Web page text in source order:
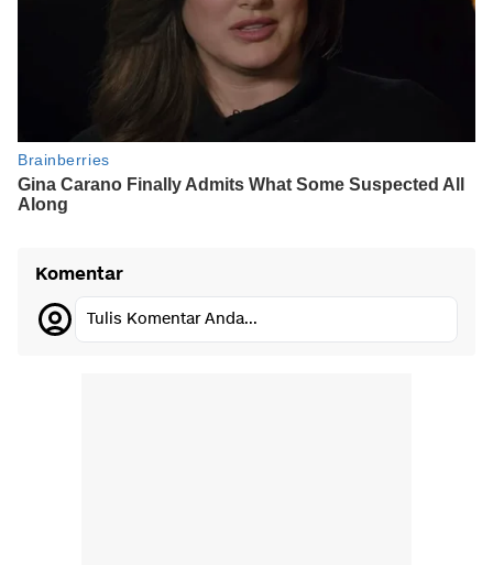
Komentar
Tulis Komentar Anda...